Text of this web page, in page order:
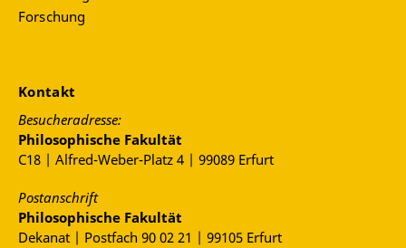
Forschung
Kontakt
Besucheradresse:
Philosophische Fakultät
C18 | Alfred-Weber-Platz 4 | 99089 Erfurt
Postanschrift
Philosophische Fakultät
Dekanat | Postfach 90 02 21 | 99105 Erfurt